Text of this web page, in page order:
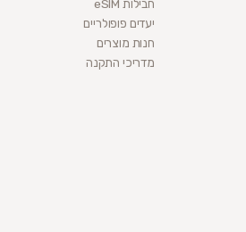
חבילות eSIM
יעדים פופולריים
חנות מוצרים
מדריכי התקנה